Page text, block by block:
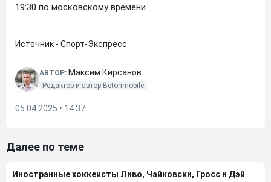
19:30 по московскому времени.
Источник - Спорт-Экспресс
АВТОР: Максим Кирсанов
Редактор и автор Betonmobile
05.04.2025 • 14:37
Далее по теме
Иностранные хоккеисты Ливо, Чайковски, Гросс и Дэй